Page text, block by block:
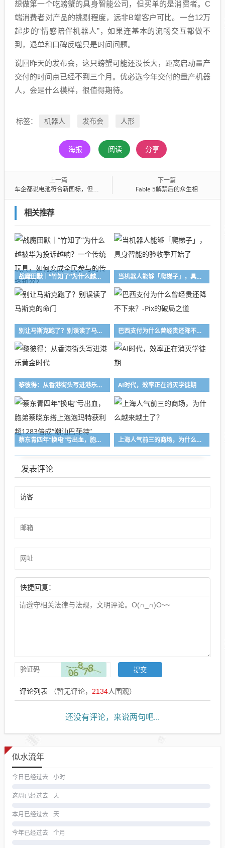
想做第一个吃螃蟹的具身智能公司，但买单的是消费者。C
端消费者对产品的挑剔程度，远非B端客户可比。一台12万
起步的“情感陪伴机器人”，如果连基本的流畅交互都做不
到，退单和口碑反噬只是时间问题。
说回昨天的发布会，这只螃蟹可能还没长大，距离启动量产
交付的时间点已经不到三个月。优必选今年交付的量产机器
人，会是什么模样，很值得期待。
标签： 机器人 发布会 人形
海报 阅读 分享
上一篇
车企都说电池符合新国标，但没人敢写进合同
下一篇
Fable 5解禁后的众生相
相关推荐
战魔田默｜“竹知了”为什么越被华为投诉越响？一个传统玩具，如何变成全民参与的传播机器？ 当机器人能够「爬梯子」，具身智能的验收季开始了
别让马斯克跑了？别误读了马斯克的命门 巴西支付为什么曾经贵还降不下来？-Pix的破局之道
黎彼得：从香港街头写进港乐黄金时代 AI时代，效率正在消灭学徒期
蔡东青四年“换电”亏出血，胞弟蔡晓东搭上泡泡玛特获利超1283倍成“潮汕巴菲特” 上海人气前三的商场，为什么越来越土了？
发表评论
快捷回复：
评论列表 （暂无评论， 2134人围观）
还没有评论，来说两句吧...
似水流年
今日已经过去 小时
这周已经过去 天
本月已经过去 天
今年已经过去 个月